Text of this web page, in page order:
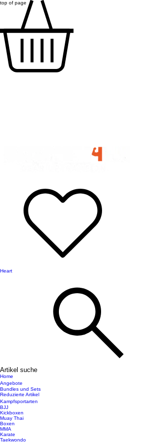
top of page
Heart
Artikel suche
Home
Angebote
Bundles und Sets
Reduzierte Artikel
Kampfsportarten
BJJ
Kickboxen
Muay Thai
Boxen
MMA
Karate
Taekwondo